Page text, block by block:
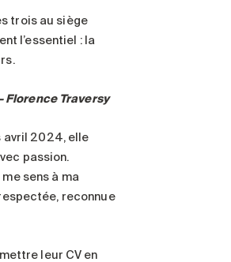
trois au siège
l’essentiel : la
Florence Traversy
avril 2024, elle
passion.
sens à ma
reconnue
leur CV en